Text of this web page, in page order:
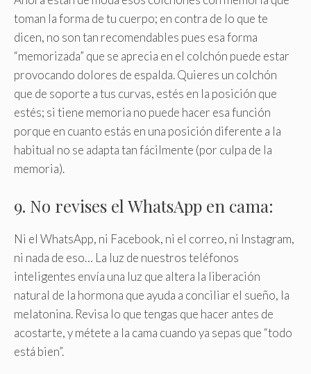
toman la forma de tu cuerpo; en contra de lo que te
dicen, no son tan recomendables pues esa forma
“memorizada” que se aprecia en el colchón puede estar
provocando dolores de espalda. Quieres un colchón
que de soporte a tus curvas, estés en la posición que
estés; si tiene memoria no puede hacer esa función
porque en cuanto estás en una posición diferente a la
habitual no se adapta tan fácilmente (por culpa de la
memoria).
9. No revises el WhatsApp en cama:
Ni el WhatsApp, ni Facebook, ni el correo, ni Instagram,
ni nada de eso… La luz de nuestros teléfonos
inteligentes envía una luz que altera la liberación
natural de la hormona que ayuda a conciliar el sueño, la
melatonina. Revisa lo que tengas que hacer antes de
acostarte, y métete a la cama cuando ya sepas que “todo
está bien”.